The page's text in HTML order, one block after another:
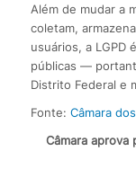
Além de mudar a
coletam,
usuários, a LGPD
públicas —
Distrito Federal e
Fonte: Câmara
Câmara